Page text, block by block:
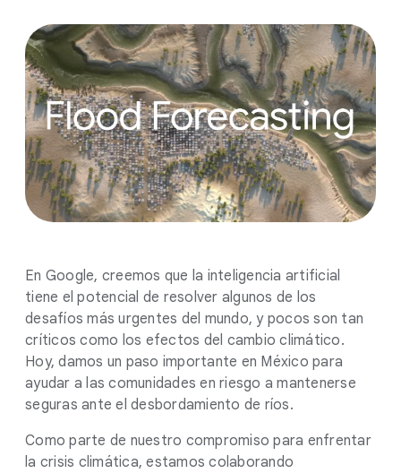
En Google, creemos que la inteligencia artificial
tiene el potencial de resolver algunos de los
desafíos más urgentes del mundo, y pocos son tan
críticos como los efectos del cambio climático.
Hoy, damos un paso importante en México para
ayudar a las comunidades en riesgo a mantenerse
seguras ante el desbordamiento de ríos.
Como parte de nuestro compromiso para enfrentar
la crisis climática, estamos colaborando